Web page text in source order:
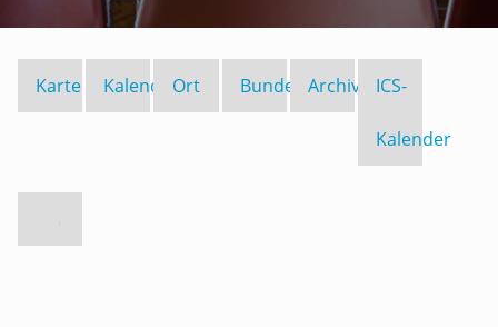
Karte KalenderOrt Bundesland
Archiv ICS-
Kalender